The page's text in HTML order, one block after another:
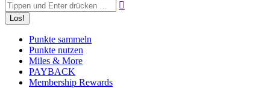
Punkte sammeln
Punkte nutzen
Miles & More
PAYBACK
Membership Rewards